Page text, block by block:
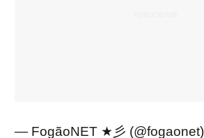
— FogãoNET ★彡 (@fogaonet)